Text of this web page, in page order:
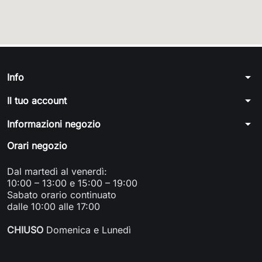
Info arrow_drop_down
Il tuo account arrow_drop_down
Informazioni negozio arrow_drop_down
Orari negozio
Dal martedì al venerdì:
10:00 – 13:00 e 15:00 – 19:00
Sabato orario continuato
dalle 10:00 alle 17:00
CHIUSO Domenica e Lunedì